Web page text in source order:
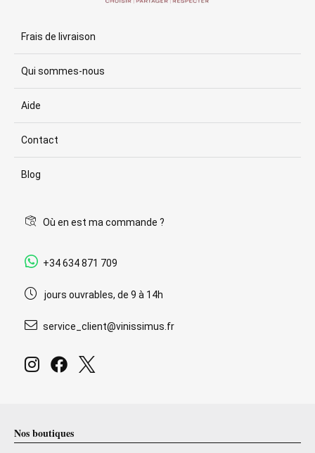
Frais de livraison
Qui sommes-nous
Aide
Contact
Blog
Où en est ma commande ?
+34 634 871 709
jours ouvrables, de 9 à 14h
service_client@vinissimus.fr
Nos boutiques